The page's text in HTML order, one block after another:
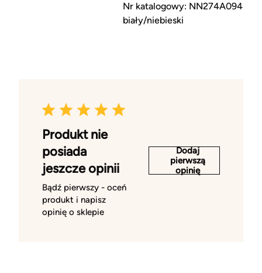
Nr katalogowy: NN274A094
biały/niebieski
Produkt nie
posiada
jeszcze opinii
Bądź pierwszy - oceń
produkt i napisz
opinię o sklepie
Dodaj
pierwszą
opinię